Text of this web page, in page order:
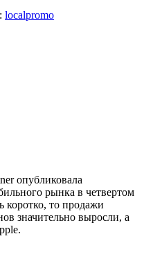
localpromo
опубликовала
рынка в четвертом
коротко, то продажи
значительно выросли, а